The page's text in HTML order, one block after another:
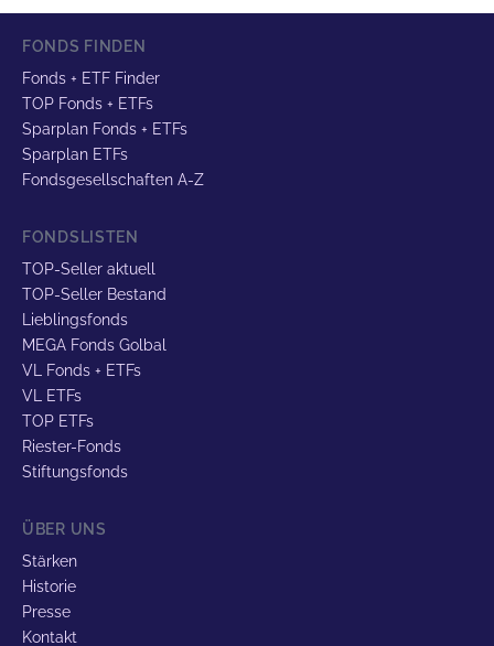
FONDS FINDEN
Fonds + ETF Finder
TOP Fonds + ETFs
Sparplan Fonds + ETFs
Sparplan ETFs
Fondsgesellschaften A-Z
FONDSLISTEN
TOP-Seller aktuell
TOP-Seller Bestand
Lieblingsfonds
MEGA Fonds Golbal
VL Fonds + ETFs
VL ETFs
TOP ETFs
Riester-Fonds
Stiftungsfonds
ÜBER UNS
Stärken
Historie
Presse
Kontakt